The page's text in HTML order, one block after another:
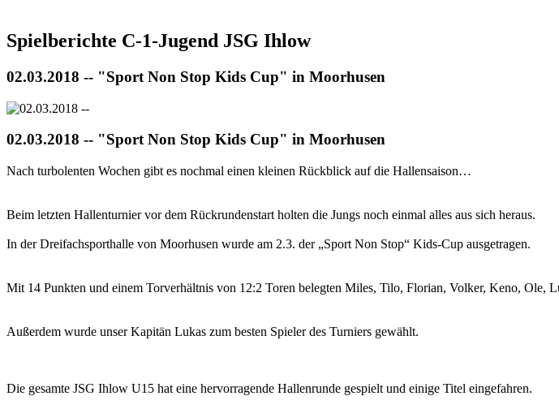
Spielberichte C-1-Jugend JSG Ihlow
02.03.2018 -- "Sport Non Stop Kids Cup" in Moorhusen
02.03.2018 -- "Sport Non Stop Kids Cup" in Moorhusen
Nach turbolenten Wochen gibt es nochmal einen kleinen Rückblick auf die Hallensaison…
Beim letzten Hallenturnier vor dem Rückrundenstart holten die Jungs noch einmal alles aus sich heraus.
In der Dreifachsporthalle von Moorhusen wurde am 2.3. der „Sport Non Stop“ Kids-Cup ausgetragen.
Mit 14 Punkten und einem Torverhältnis von 12:2 Toren belegten Miles, Tilo, Florian, Volker, Keno, Ole,
Außerdem wurde unser Kapitän Lukas zum besten Spieler des Turniers gewählt.
Die gesamte JSG Ihlow U15 hat eine hervorragende Hallenrunde gespielt und einige Titel eingefahren.